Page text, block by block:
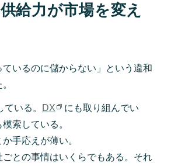
給力が市場を変え
いるのに儲からない」という違和
ている。 DX
にも取り組んでい
索している。
手応えが薄い。
ごとの事情はいくらでもある。それ